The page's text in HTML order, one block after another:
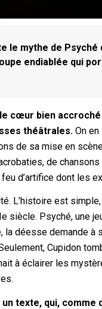
le mythe de Psyché
endiablée qui
cœur bien
théâtrales. On
de sa mise en
de
d’artifice dont les
L’histoire est
siècle. Psyché, une
la déesse demande
Cupidon
à éclairer les
texte, qui,